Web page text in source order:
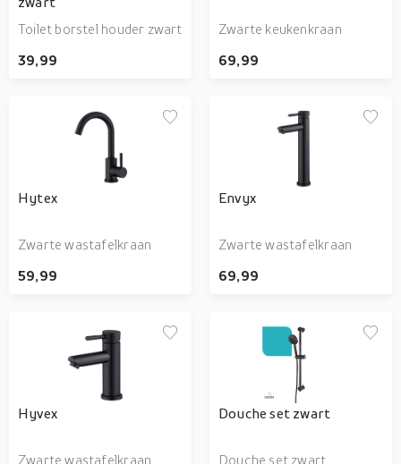
Toilet borstel houder zwart
39,99
Zwarte keukenkraan
69,99
Hytex
Zwarte wastafelkraan
59,99
Envyx
Zwarte wastafelkraan
69,99
Hyvex
Zwarte wastafelkraan
Douche set zwart
Douche set zwart